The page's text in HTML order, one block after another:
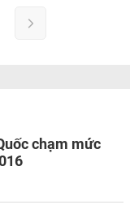
chạm mức